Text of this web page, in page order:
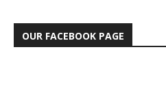
OUR FACEBOOK PAGE